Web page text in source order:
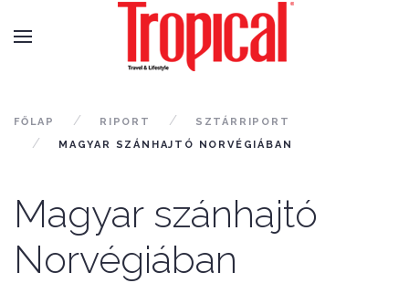
FŐLAP RIPORT
SZTÁRRIPORT
MAGYAR SZÁNHAJTÓ NORVÉGIÁBAN
Magyar szánhajtó
Norvégiában